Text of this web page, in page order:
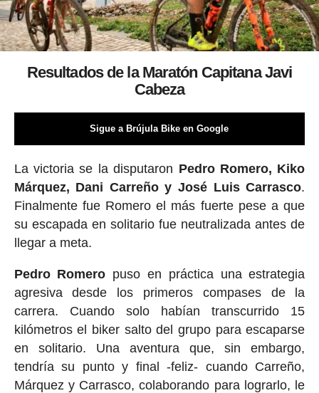
Resultados de la Maratón Capitana Javi
Cabeza
Sigue a Brújula Bike en Google
La victoria se la disputaron Pedro Romero, Kiko
Márquez, Dani Carreño y José Luis Carrasco.
Finalmente fue Romero el más fuerte pese a que
su escapada en solitario fue neutralizada antes de
llegar a meta.
Pedro Romero puso en práctica una estrategia
agresiva desde los primeros compases de la
carrera. Cuando solo habían transcurrido 15
kilómetros el biker salto del grupo para escaparse
en solitario. Una aventura que, sin embargo,
tendría su punto y final -feliz- cuando Carreño,
Márquez y Carrasco, colaborando para lograrlo, le